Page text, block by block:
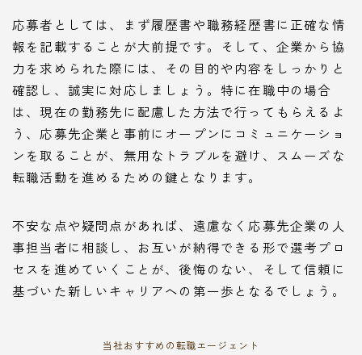
応募者としては、まず履歴書や職務経歴書に正確な情
報を記載することが大前提です。そして、企業から協
力を求められた際には、その目的や内容をしっかりと
確認し、誠実に対応しましょう。特に在職中の場合
は、現在の勤務先に配慮した方法で行ってもらえるよ
う、応募先企業と事前にオープンにコミュニケーショ
ンを取ることが、無用なトラブルを避け、スムーズな
転職活動を進めるための鍵となります。
不安な点や疑問点があれば、遠慮なく応募先企業の人
事担当者に相談し、お互いが納得できる形で選考プロ
セスを進めていくことが、後悔のない、そして信頼に
基づいた新しいキャリアへの第一歩となるでしょう。
当社おすすめの転職エージェント